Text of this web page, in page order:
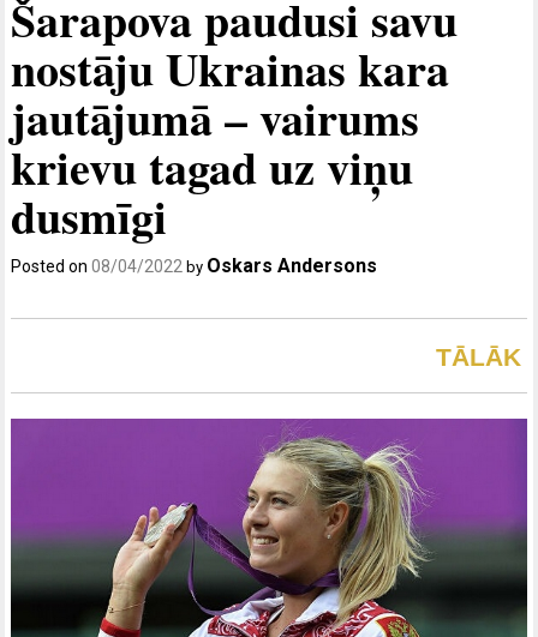
Šarapova paudusi savu
nostāju Ukrainas kara
jautājumā – vairums
krievu tagad uz viņu
dusmīgi
Posted on08/04/2022 by Oskars Andersons
TĀLĀK